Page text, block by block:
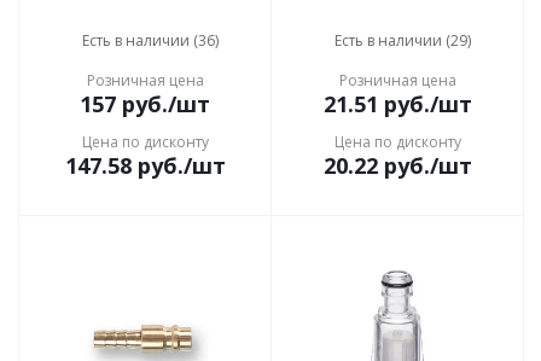
Есть в наличии (36)
Розничная цена
157 руб./шт
Цена по дисконту
147.58руб./шт
Есть в наличии (29)
Розничная цена
21.51 руб./шт
Цена по дисконту
20.22руб./шт